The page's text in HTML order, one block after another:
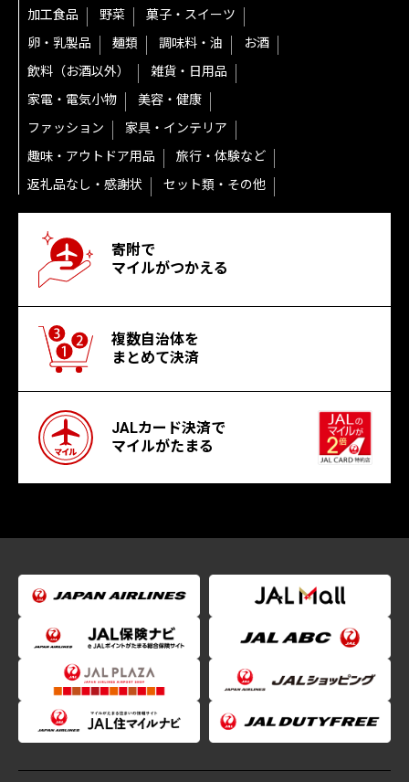
加工食品
野菜
菓子・スイーツ
卵・乳製品
麺類 調味料・油
お酒
飲料（お酒以外）
雑貨・日用品
家電・電気小物
美容・健康
ファッション
家具・インテリア
趣味・アウトドア用品
旅行・体験など
返礼品なし・感謝状
セット類・その他
寄附で
マイルがつかえる
複数自治体を
まとめて決済
JALカード決済で
マイルがたまる